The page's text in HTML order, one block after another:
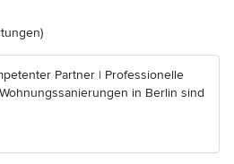
5 von 5 Sternen
Partner | Professionelle
in Berlin sind